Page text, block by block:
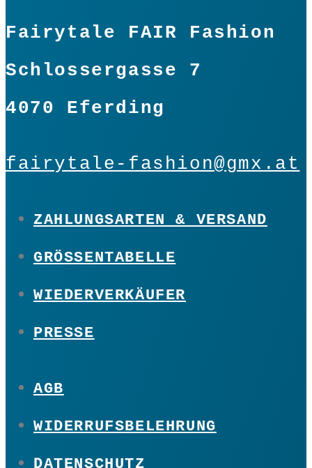
Fairytale FAIR Fashion
Schlossergasse 7
4070 Eferding
fairytale-fashion@gmx.at
ZAHLUNGSARTEN & VERSAND
GRÖSSENTABELLE
WIEDERVERKÄUFER
PRESSE
AGB
WIDERRUFSBELEHRUNG
DATENSCHUTZ